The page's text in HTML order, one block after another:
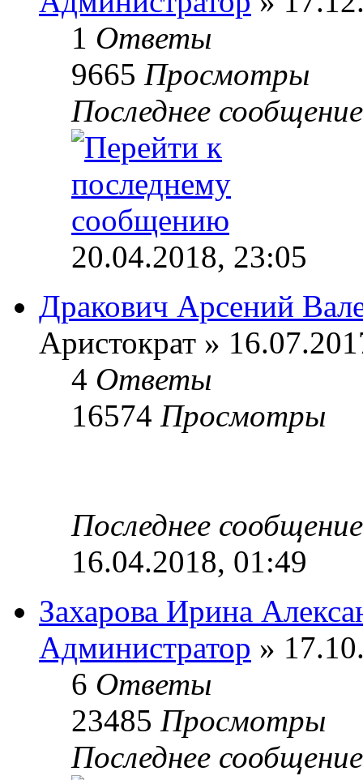
1 Ответы
9665 Просмотры
Последнее
20.04.2018, 23:05
Дракович Арсений
Аристократ »
4 Ответы
16574 Просмотры
Последнее
16.04.2018, 01:49
Захарова Ирина
Администратор »
6 Ответы
23485 Просмотры
Последнее